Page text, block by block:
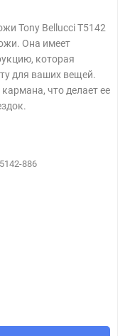
Tony Bellucci T5142
Она имеет
которая
для ваших вещей.
что делает ее
886